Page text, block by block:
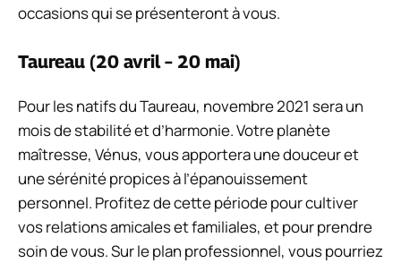
occasions qui se présenteront à vous.
Taureau (20 avril – 20 mai)
Pour les natifs du Taureau, novembre 2021 sera un
mois de stabilité et d’harmonie. Votre planète
maîtresse, Vénus, vous apportera une douceur et
une sérénité propices à l’épanouissement
personnel. Profitez de cette période pour cultiver
vos relations amicales et familiales, et pour prendre
soin de vous. Sur le plan professionnel, vous pourriez